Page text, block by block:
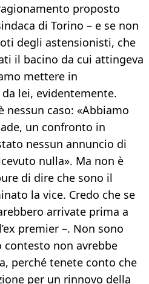
proposto
di Torino – e se non
degli astensionisti, che
il bacino da cui attingeva
mettere in
lei, evidentemente.
nessun caso: «Abbiamo
un confronto in
nessun annuncio di
nulla». Ma non è
di dire che sono il
la vice. Credo che se
arrivate prima a
premier –. Non sono
non avrebbe
perché tenete conto che
per un rinnovo della